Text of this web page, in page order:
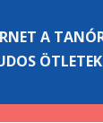
A
ÖTLETEK